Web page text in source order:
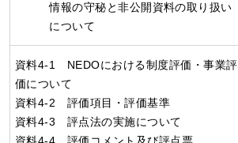
情報の守秘と非公開資料の取り扱い
について
資料4-1 NEDOにおける制度評価・事業評
価について
資料4-2 評価項目・評価基準
資料4-3 評点法の実施について